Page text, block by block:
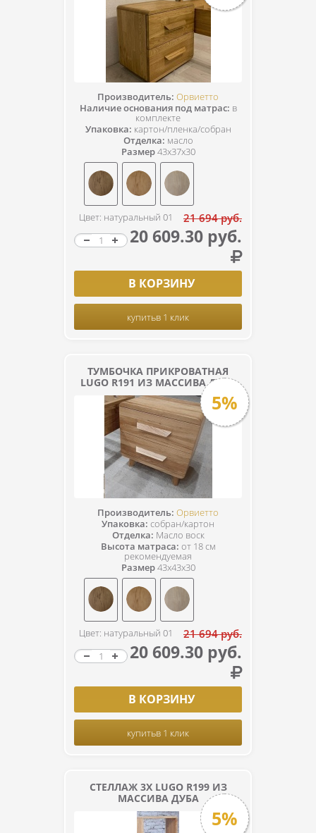
Производитель: Орвиетто
Наличие основания под матрас: в
комплекте
Упаковка: картон/пленка/собран
Отделка: масло
Размер43x37x30
Цвет: натуральный 01 21 694 руб.
20 609.30 руб.
В КОРЗИНУ
купитьв 1 клик
ТУМБОЧКА ПРИКРОВАТНАЯ
LUGO R191 ИЗ МАССИВА ДУБА
5%
Производитель: Орвиетто
Упаковка: собран/картон
Отделка: Масло воск
Высота матраса: от 18 см
рекомендуемая
Размер43x43x30
Цвет: натуральный 01 21 694 руб.
20 609.30 руб.
В КОРЗИНУ
купитьв 1 клик
СТЕЛЛАЖ 3Х LUGO R199 ИЗ
МАССИВА ДУБА
5%